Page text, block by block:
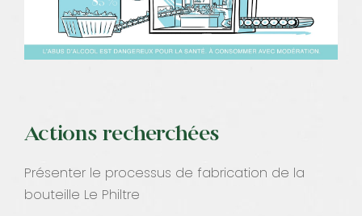
Actions recherchées
Présenter le processus de fabrication de la
bouteille Le Philtre